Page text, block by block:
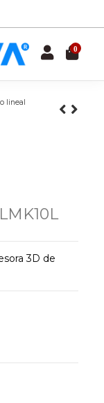
0
lineal
3D de